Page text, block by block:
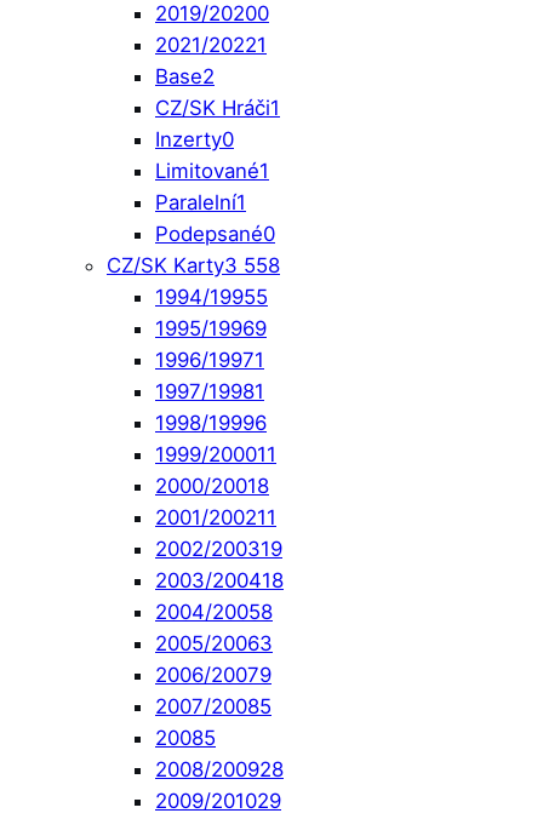
2019/20200
2021/20221
Base2
CZ/SK Hráči1
Inzerty0
Limitované1
Paralelní1
Podepsané0
CZ/SK Karty3 558
1994/19955
1995/19969
1996/19971
1997/19981
1998/19996
1999/200011
2000/20018
2001/200211
2002/200319
2003/200418
2004/20058
2005/20063
2006/20079
2007/20085
20085
2008/200928
2009/201029